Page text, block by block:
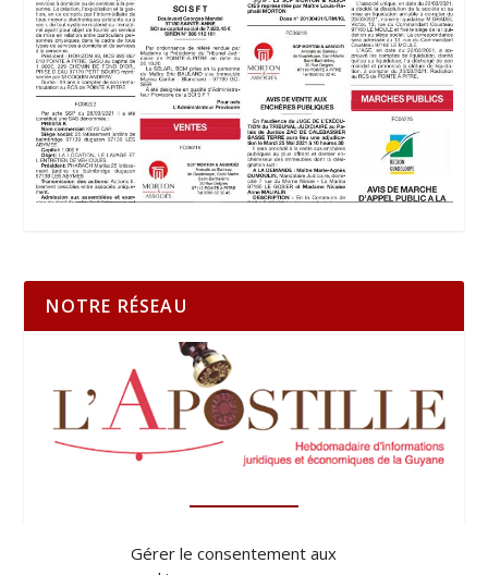
Gérer le consentement aux
NOTRE RÉSEAU